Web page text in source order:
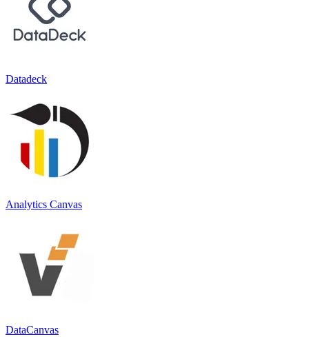
Datadeck
Analytics Canvas
DataCanvas